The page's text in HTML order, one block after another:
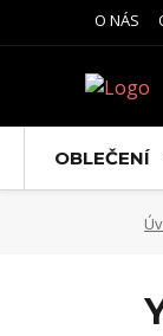
O NÁS
OBLEČENÍ